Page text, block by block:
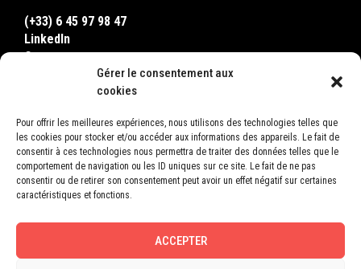
Gérer le consentement aux
cookies
Pour offrir les meilleures expériences, nous utilisons des technologies telles que
les cookies pour stocker et/ou accéder aux informations des appareils. Le fait de
consentir à ces technologies nous permettra de traiter des données telles que le
comportement de navigation ou les ID uniques sur ce site. Le fait de ne pas
consentir ou de retirer son consentement peut avoir un effet négatif sur certaines
caractéristiques et fonctions.
ACCEPTER
(+33) 6 45 97 98 47
LinkedIn
Contact
OÙ NOUS TROUVER ?
LEON
2, Square Bellevue
78600 Le Mesnil-le-Roi